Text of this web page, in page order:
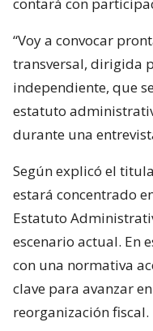
“Voy a convocar
transversal, dirigida
independiente, que
estatuto
durante una
Según explicó el
estará concentrado
Estatuto
escenario actual. En
con una normativa
clave para avanzar
reorganización fiscal.